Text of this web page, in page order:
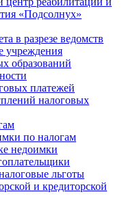
«Подсолнух»
в разрезе ведомств
учреждения
образований
платежей
налоговых
по налогам
недоимки
льготы
и кредиторской